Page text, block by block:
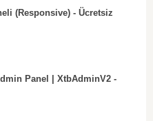
(Responsive) - Ücretsiz
Panel | XtbAdminV2 -